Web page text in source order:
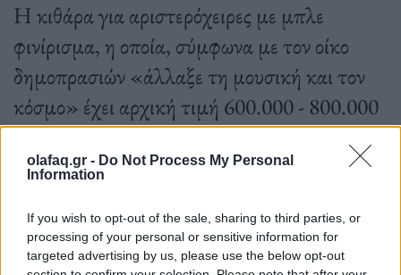
olafaq.gr - Do Not Process My Personal
Information
If you wish to opt-out of the sale, sharing to third parties, or
processing of your personal or sensitive information for
targeted advertising by us, please use the below opt-out
Η κιθάρα για αριστερόχειρες με μπλε
φινίρισμα, η οποία, σύμφωνα με τον οίκο
δημοπρασιών «άλλαξε τη μουσική και τον
κόσμο» έχει αρχική τιμή 600.000 - 800.000
δολάρια.
17.04.2022